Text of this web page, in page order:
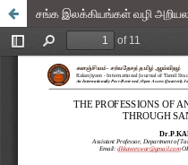
சங்க இலக்கியங்கள் வழி